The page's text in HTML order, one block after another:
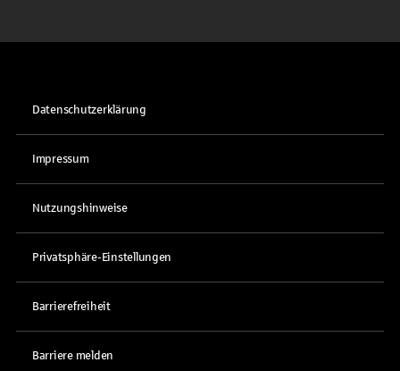
Datenschutzerklärung
Impressum
Nutzungshinweise
Privatsphäre-Einstellungen
Barrierefreiheit
Barriere melden